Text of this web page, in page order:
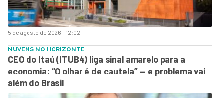
5 de agosto de 2026 - 12:02
NUVENS NO HORIZONTE
CEO do Itaú (ITUB4) liga sinal amarelo para a
economia: “O olhar é de cautela” — e problema vai
além do Brasil